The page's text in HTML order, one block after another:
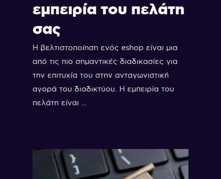
εμπειρία του πελάτη
σας
Η βελτιστοποίηση ενός eshop είναι μια
από τις πιο σημαντικές διαδικασίες για
την επιτυχία του στην ανταγωνιστική
αγορά του διαδικτύου. Η εμπειρία του
πελάτη είναι …